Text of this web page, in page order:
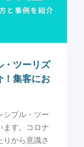
・ツーリズ
！集客にお
シブル・ツー
ます。コロナ
から意識さ